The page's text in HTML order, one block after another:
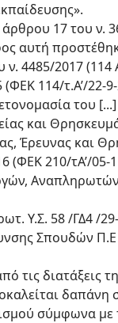
17 του ν.
αυτή
4485/2017 (114
114/τ.Α’/22-
του
και
Έρευνας και
(ΦΕΚ 210/τΑ’/05-
Υ.Σ. 58 /ΓΔ4 /
Σπουδών
τις διατάξεις
δαπάνη
σύμφωνα με